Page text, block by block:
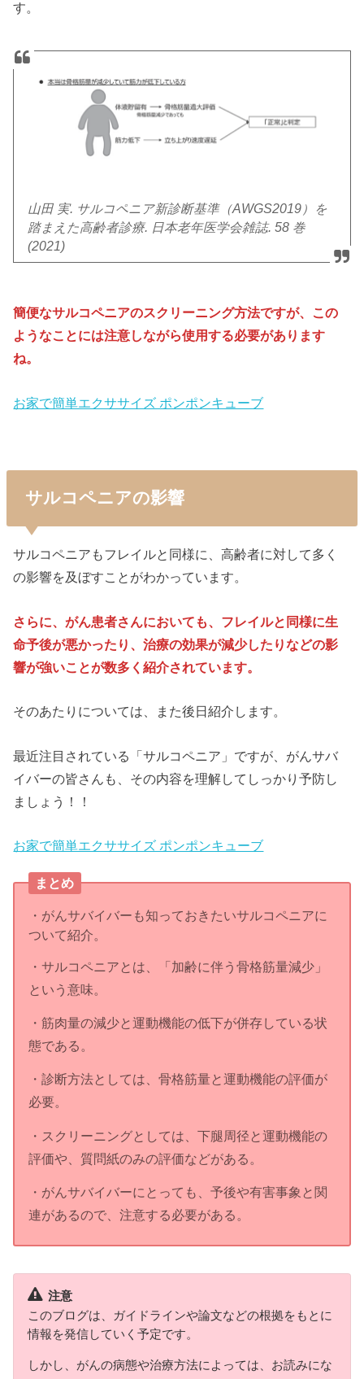
す。
山田 実. サルコペニア新診断基準（AWGS2019）を
踏まえた高齢者診療. 日本老年医学会雑誌. 58 巻
(2021)
簡便なサルコペニアのスクリーニング方法ですが、この
ようなことには注意しながら使用する必要があります
ね。
お家で簡単エクササイズ ポンポンキューブ
サルコペニアの影響
サルコペニアもフレイルと同様に、高齢者に対して多く
の影響を及ぼすことがわかっています。
さらに、がん患者さんにおいても、フレイルと同様に生
命予後が悪かったり、治療の効果が減少したりなどの影
響が強いことが数多く紹介されています。
そのあたりについては、また後日紹介します。
最近注目されている「サルコペニア」ですが、がんサバ
イバーの皆さんも、その内容を理解してしっかり予防し
ましょう！！
お家で簡単エクササイズ ポンポンキューブ
まとめ
・がんサバイバーも知っておきたいサルコペニアに
ついて紹介。
・サルコペニアとは、「加齢に伴う骨格筋量減少」
という意味。
・筋肉量の減少と運動機能の低下が併存している状
態である。
・診断方法としては、骨格筋量と運動機能の評価が
必要。
・スクリーニングとしては、下腿周径と運動機能の
評価や、質問紙のみの評価などがある。
・がんサバイバーにとっても、予後や有害事象と関
連があるので、注意する必要がある。
注意
このブログは、ガイドラインや論文などの根拠をもとに
情報を発信していく予定です。
しかし、がんの病態や治療方法によっては、お読みにな